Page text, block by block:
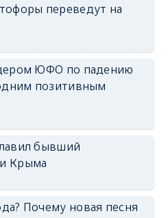
переведут на
ЮФО по падению
позитивным
бывший
Крыма
Почему новая песня